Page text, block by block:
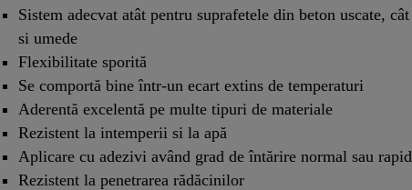
Sistem adecvat atât pentru suprafetele din beton uscate, cât
si umede
Flexibilitate sporită
Se comportă bine într-un ecart extins de temperaturi
Aderentă excelentă pe multe tipuri de materiale
Rezistent la intemperii si la apă
Aplicare cu adezivi având grad de întărire normal sau rapid
Rezistent la penetrarea rădăcinilor